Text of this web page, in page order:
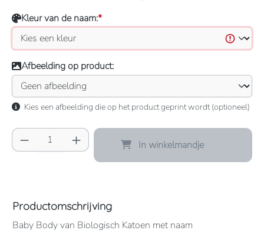
Kleur van de naam:*
Afbeelding op product:
Kies een afbeelding die op het product geprint wordt (optioneel)
Producthoeveelheid: Voer de gewenste
In winkelmandje
Productomschrijving
Baby Body van Biologisch Katoen met naam